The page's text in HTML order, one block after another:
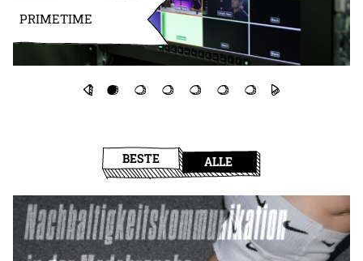
PRIMETIME
BESTE ALLE